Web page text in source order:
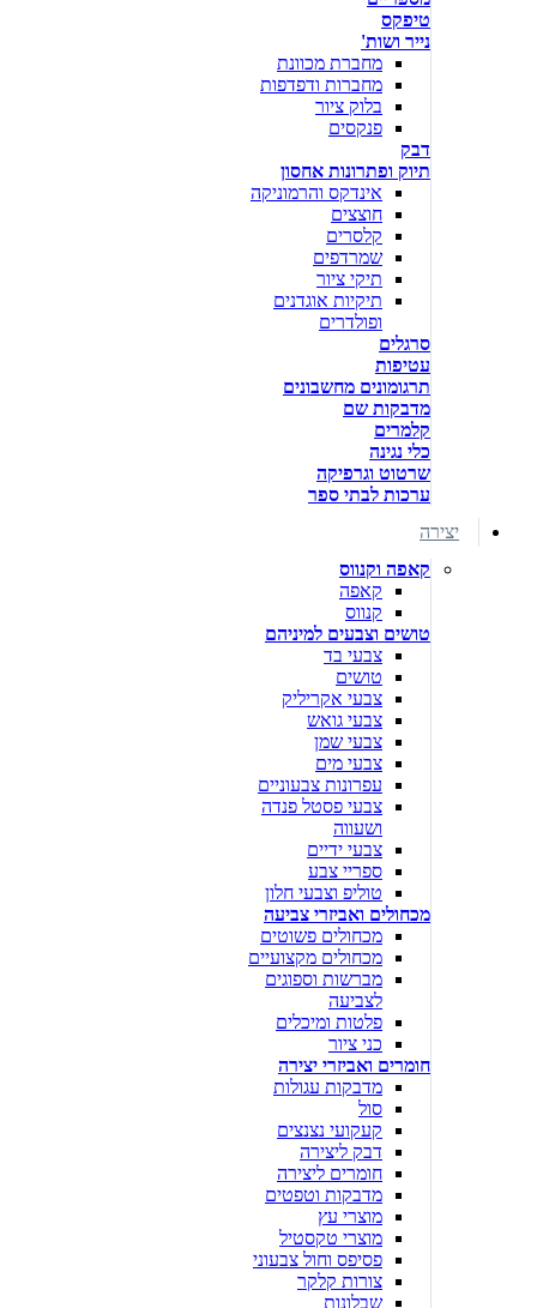
טיפקס
נייר ושות'
מחברת מכוונת
מחברות ודפדפות
בלוק ציור
פנקסים
דבק
תיוק ופתרונות אחסון
אינדקס והרמוניקה
חוצצים
קלסרים
שמרדפים
תיקי ציור
תיקיות אוגדנים
ופולדרים
סרגלים
עטיפות
תרגומונים מחשבונים
מדבקות שם
קלמרים
כלי נגינה
שרטוט וגרפיקה
ערכות לבתי ספר
יצירה
קאפה וקנווס
קאפה
קנווס
טושים וצבעים למיניהם
צבעי בד
טושים
צבעי אקריליק
צבעי גואש
צבעי שמן
צבעי מים
עפרונות צבעוניים
צבעי פסטל פנדה
ושעווה
צבעי ידיים
ספריי צבע
טוליפ וצבעי חלון
מכחולים ואביזרי צביעה
מכחולים פשוטים
מכחולים מקצועיים
מברשות וספוגים
לצביעה
פלטות ומיכלים
כני ציור
חומרים ואביזרי יצירה
מדבקות עגולות
סול
קעקועי נצנצים
דבק ליצירה
חומרים ליצירה
מדבקות וטפטים
מוצרי עץ
מוצרי טקסטיל
פסיפס וחול צבעוני
צורות קלקר
שבלונות